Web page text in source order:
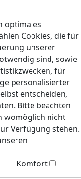
optimales
Cookies, die für
unserer
sind, sowie
für
personalisierter
entscheiden,
Bitte beachten
womöglich nicht
Verfügung stehen.
Komfort